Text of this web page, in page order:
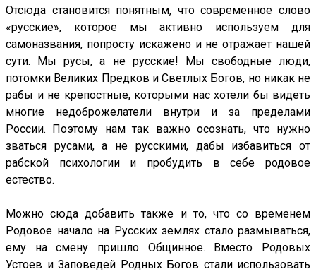
Отсюда становится понятным, что современное слово
«русские», которое мы активно используем для
самоназвания, попросту искажено и не отражает нашей
сути. Мы русы, а не русские! Мы свободные люди,
потомки Великих Предков и Светлых Богов, но никак не
рабы и не крепостные, которыми нас хотели бы видеть
многие недоброжелатели внутри и за пределами
России. Поэтому нам так важно осознать, что нужно
зваться русами, а не русскими, дабы избавиться от
рабской психологии и пробудить в себе родовое
естество.
Можно сюда добавить также и то, что со временем
Родовое начало на Русских землях стало размываться,
ему на смену пришло Общинное. Вместо Родовых
Устоев и Заповедей Родных Богов стали использовать